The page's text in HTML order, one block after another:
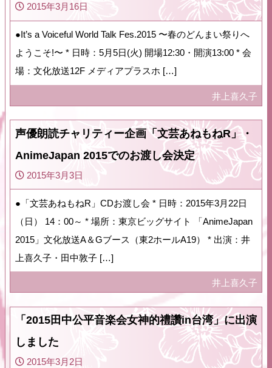
2015年3月16日
●It’s a Voiceful World Talk Fes.2015 〜春のどんまい祭りへ
ようこそ!〜 * 日時：5月5日(火) 開場12:30・開演13:00 * 会
場：文化放送12F メディアプラスホ […]
井上喜久子
声優朗読チャリティー企画「文芸あねもねR」・
AnimeJapan 2015でのお渡し会決定
2015年3月3日
●「文芸あねもねR」CDお渡し会 * 日時：2015年3月22日
（日） 14：00～ * 場所：東京ビッグサイト 「AnimeJapan
2015」文化放送A＆Gブース（東2ホールA19） * 出演：井
上喜久子・田中敦子 […]
井上喜久子
「2015田中公平音楽会女神的禮讚in台湾」に出演
しました
2015年3月2日